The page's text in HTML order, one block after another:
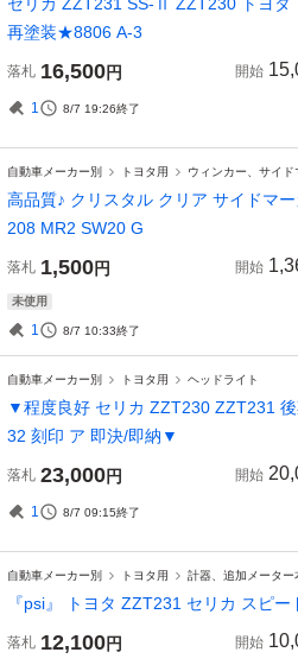
再塗装★8806 A-3
落札 16,500円 開始
1 8/7 19:26終了
自動車メーカー別 トヨタ用 ウィンカー、サイド
高品質♪ クリスタル クリア サイドマ
208 MR2 SW20 G
落札 1,500円 開始
未使用
1 8/7 10:33終了
自動車メーカー別 トヨタ用 ヘッドライト
▼程度良好 セリカ ZZT230 ZZT231
32 刻印 ア 即決/即納▼
落札 23,000円 開始
1 8/7 09:15終了
自動車メーカー別 トヨタ用 計器、追加メーター
『psi』 トヨタ ZZT231 セリカ スピ
落札 12,100円 開始